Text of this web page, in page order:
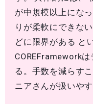
が中規模以上にな
りが柔軟にできな
どに限界がある と
COREFramework
る。手数を減らす
ニアさんが扱いや